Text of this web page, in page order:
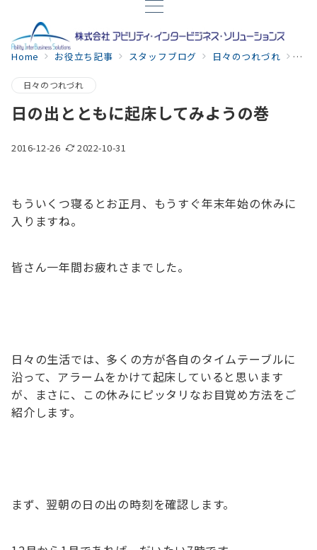
Home お役立ち記事 スタッフブログ 日々のつれづれ 日
日々のつれづれ
日の出とともに起床してみようの巻
2016-12-26 2022-10-31
もういくつ寝るとお正月、もうすぐ年末年始の休みに
入りますね。
皆さん一年間お疲れさまでした。
日々の生活では、多くの方が各自のタイムテーブルに
沿って、アラームをかけて起床していると思います
が、まさに、この休みにピッタリなお目覚め方法をご
紹介します。
まず、翌朝の日の出の時刻を確認します。